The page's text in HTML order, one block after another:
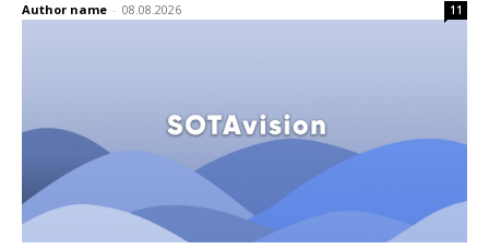
Author name - 08.08.2026 11